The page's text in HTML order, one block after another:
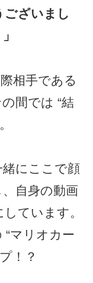
ございまし
相手である
間では “結
にここで顔
自身の動画
ています。
マリオカー
！？